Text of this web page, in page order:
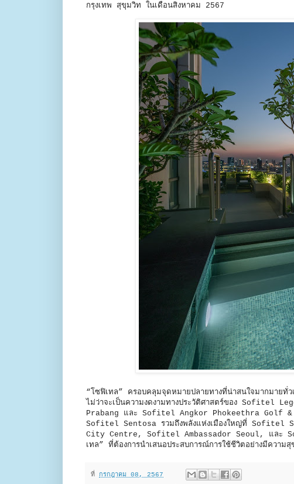
กรุงเทพ สุขุมวิท ในเดือนสิงหาคม 2567
“โซฟิเทล” ครอบคลุมจุดหมายปลายทางที่น่าสนใจมากมายทั่ว
ไม่ว่าจะเป็นความงดงามทางประวัติศาสตร์ของ Sofitel
Prabang และ Sofitel Angkor Phokeethra Golf &
Sofitel Sentosa รวมถึงพลังแห่งเมืองใหญ่ที่
City Centre, Sofitel Ambassador Seoul, และ
เทล” ที่ต้องการนำเสนอประสบการณ์การใช้ชีวิตอย่างมี
ที่ กรกฎาคม 08, 2567